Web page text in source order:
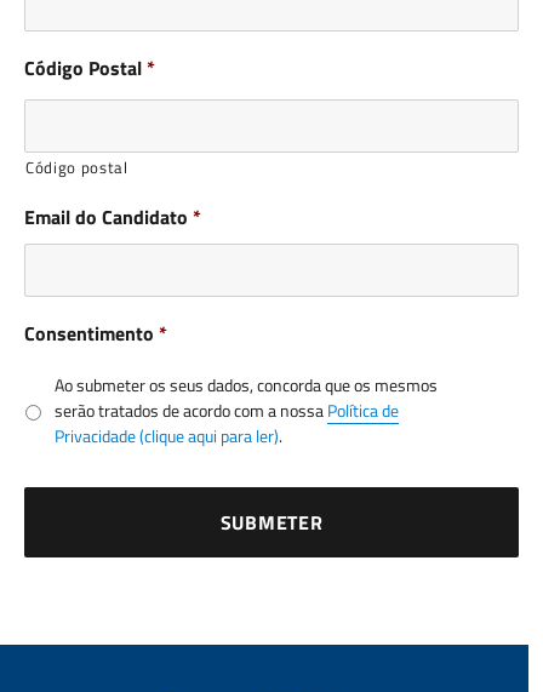
Código Postal*
Código postal
Email do Candidato *
Consentimento *
Ao submeter os seus dados, concorda que os mesmos
serão tratados de acordo com a nossaPolítica de
Privacidade (clique aqui para ler).